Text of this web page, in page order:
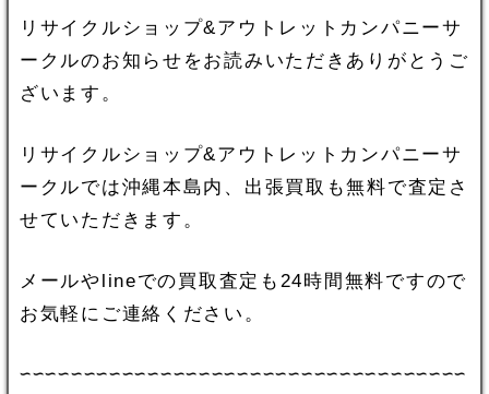
リサイクルショップ&アウトレットカンパニーサ
ークルのお知らせをお読みいただきありがとうご
ざいます。
リサイクルショップ&アウトレットカンパニーサ
ークルでは沖縄本島内、出張買取も無料で査定さ
せていただきます。
メールやlineでの買取査定も24時間無料ですので
お気軽にご連絡ください。
∽∽∽∽∽∽∽∽∽∽∽∽∽∽∽∽∽∽∽∽∽∽∽∽∽∽∽∽∽∽∽∽∽∽∽